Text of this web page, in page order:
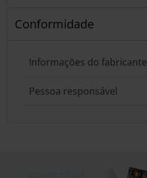
Conformidade
Informações do fabricante
Pessoa responsável